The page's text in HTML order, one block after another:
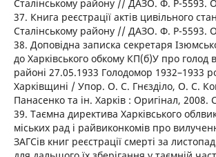
Сталінському району // ДАЗО. Ф. Р-5593.
37. Книга реєстрації актів цивільного
Сталінському району // ДАЗО. Ф. Р-5593.
38. Доповідна записка секретаря
до Харківського обкому КП(б)У про голод
районі 27.05.1933 Голодомор 1932–1933
Харківщині / Упор. О. С. Гнєзділо, О. С.
Панасенко та ін. Харків : Оригінал, 2008.
39. Таємна директива Харківського
міських рад і райвиконкомів про
ЗАГСів книг реєстрації смерті за